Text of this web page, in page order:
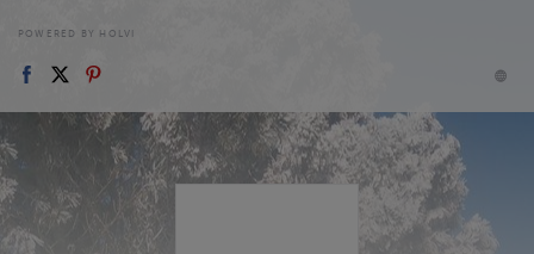
POWERED BY HOLVI